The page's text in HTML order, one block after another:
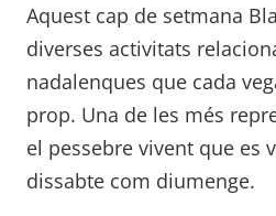
Aquest cap de setmana
diverses activitats
nadalenques que cada
prop. Una de les més
el pessebre vivent que es
dissabte com diumenge.